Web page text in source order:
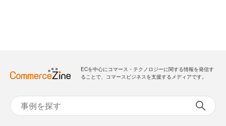
ECを中心にコマース・テクノロジーに関する情報を発信す
ることで、コマースビジネスを支援するメディアです。